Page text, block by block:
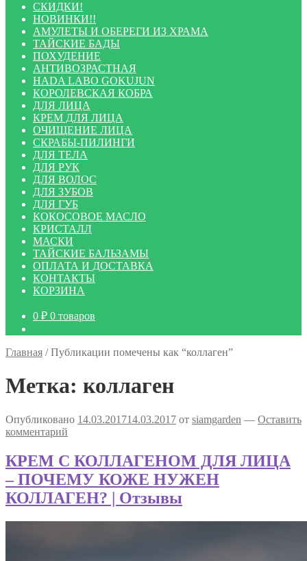
СКИДКИ!
НОВИНКИ!!
АМУЛЕТЫ И ОБЕРЕГИ ИЗ ХРАМА
ТАЙСКИЕ БАДЫ
ПОХУДЕНИЕ
АНТИВОЗРАСТНАЯ
HADA LABO GOKUJUN
КОРОЛЕВСКАЯ КОБРА
ДЛЯ ЛИЦА
КРЕМ ДЛЯ ЛИЦА
ОЧИЩЕНИЕ ЛИЦА
СКРАБЫ-ПИЛИНГИ
ДЛЯ ТЕЛА
ДЛЯ РУК
ДЛЯ ВОЛОС
ДЛЯ ЗУБОВ
ДЛЯ ГУБ
КОКОСОВОЕ МАСЛО
КРИСТАЛЛ
МАСКИ
ТАЙСКИЕ БАЛЬЗАМЫ
ОПЛАТА И ДОСТАВКА
КОНТАКТЫ
КОРЗИНА
0 ₽ 0 товаров
Главная /Публикации помечены как “коллаген”
Метка: коллаген
Опубликовано 14.03.201714.03.2017 от siamgarden — Оставить
комментарий
КРЕМ С КОЛЛАГЕНОМ ДЛЯ ЛИЦА
– ПОЧЕМУ КОЖЕ НУЖЕН
КОЛЛАГЕН? | Отзывы